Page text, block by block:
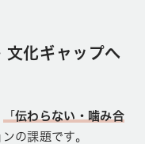
文化ギャップへ
「伝わらない・噛み合
の課題です。